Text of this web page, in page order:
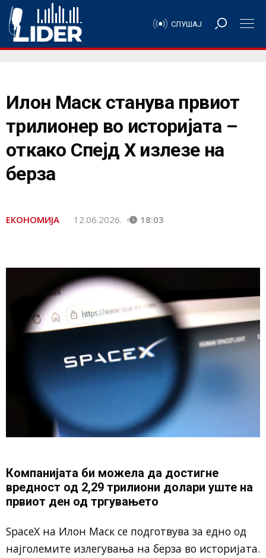
СЛУШАЈ
Илон Маск станува првиот
трилионер во историјата –
откако Спејд Х излезе на
берза
ЕКОНОМИЈА 12.06.2026. 18:03
Компанијата би можела да достигне
вредност од 2,29 трилиони долари уште на
првиот ден од тргувањето
SpaceX на Илон Маск се подготвува за едно од
најголемите излегувања на берза во историјата.